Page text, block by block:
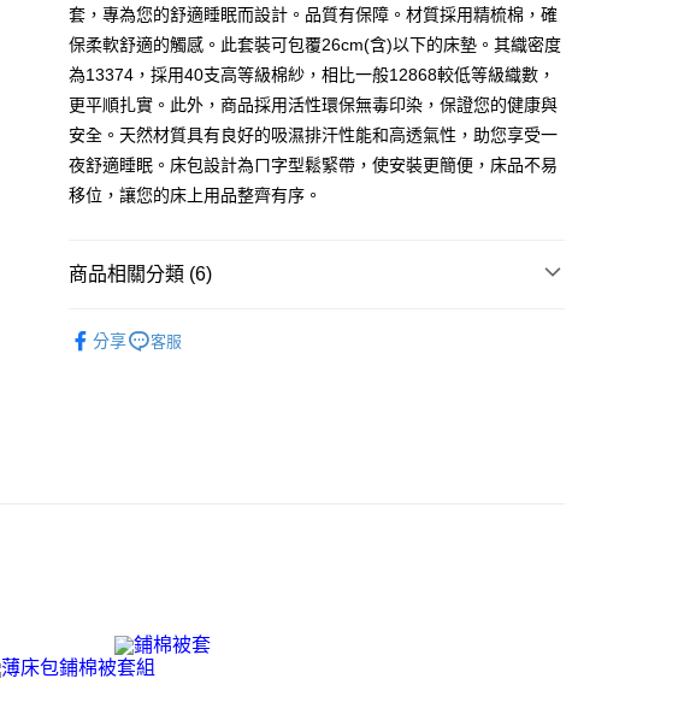
離島-全家取貨付款
每筆NT$60
付款後全家取貨
每筆NT$60，滿NT$599(含以上)免運費
7-11取貨付款
離島7-11取貨付款
付款後7-11取貨
套，專為您的舒適睡眠而設計。品質有保障。材質採用精梳棉，確
保柔軟舒適的觸感。此套裝可包覆26cm(含)以下的床墊。其織密度
為13374，採用40支高等級棉紗，相比一般12868較低等級織數，
更平順扎實。此外，商品採用活性環保無毒印染，保證您的健康與
安全。天然材質具有良好的吸濕排汗性能和高透氣性，助您享受一
夜舒適睡眠。床包設計為ㄇ字型鬆緊帶，使安裝更簡便，床品不易
移位，讓您的床上用品整齊有序。
商品相關分類 (6)
分享 客服